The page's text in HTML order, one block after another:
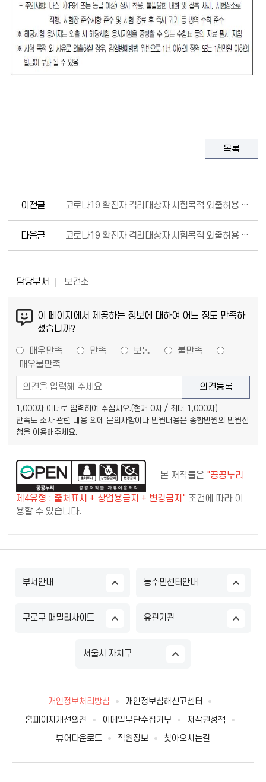
목록
이전글 코로나19 확진자 격리대상자 시험목적 외출허용 안내(한국산업은행)
다음글 코로나19 확진자 격리대상자 시험목적 외출허용 안내 (한국사회적기업진흥원)
담당부서 보건소
이 페이지에서 제공하는 정보에 대하여 어느 정도 만족하
셨습니까?
매우만족 만족 보통
불만족
매우불만족
1,000자 이내로 입력하여 주십시오.(현재 0자 / 최대 1,000자)
만족도 조사 관련 내용 외에 문의사항이나 민원내용은 종합민원의 민원신
청을 이용해주세요.
본 저작물은 "공공누리
제4유형 : 출처표시 + 상업용금지 + 변경금지" 조건에 따라 이
용할 수 있습니다.
부서안내 동주민센터안내
구로구 패밀리사이트 유관기관
서울시 자치구
개인정보처리방침
개인정보침해신고센터
홈페이지개선의견
이메일무단수집거부
저작권정책
뷰어다운로드
직원정보 찾아오시는길